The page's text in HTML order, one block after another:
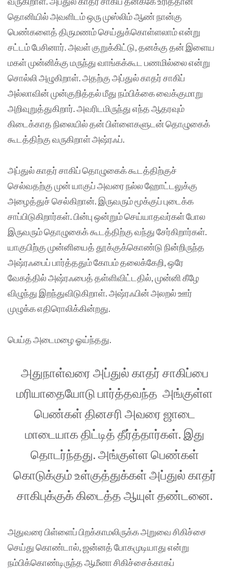
தொனியில் அவளிடம் ஒரு முஸ்லிம் ஆண் நான்கு
பெண்களைத் திருமணம் செய்துக்கொள்ளலாம் என்று
சட்டம் பேசினார். அவள் குறுக்கிட்டு, தனக்கு தன் இளைய
மகள் முன்னிக்கு மருந்து வாங்கக்கூட பணமில்லை என்று
சொல்லி அழுகிறாள். அதற்கு அப்துல் காதர் சாகிப்
அல்லாவின் முன்குறித்தல் மீது நம்பிக்கை வைக்குமாறு
அறிவுறுத்துகிறார். அவரிடமிருந்து எந்த ஆதரவும்
கிடைக்காத நிலையில் தன் பிள்ளைகளுடன் தொழுகைக்
கூடத்திற்கு வருகிறாள் அஷ்ரஃப்.
அப்துல் காதர் சாகிப் தொழுகைக் கூடத்திற்குச்
செல்வதற்கு முன் யாகுப் அவரை நல்ல ஹோட்டலுக்கு
அழைத்துச் செல்கிறான். இருவரும் மூக்குப் புடைக்க
சாப்பிடுகிறார்கள். பின்பு ஒன்றும் செய்யாதவர்கள் போல
இருவரும் தொழுகைக் கூடத்திற்கு வந்து சேர்கிறார்கள்.
யாகுபிற்கு முன்னியைத் தூக்குக்கொண்டு நின்றிருந்த
அஷ்ரஃபைப் பார்த்ததும் கோபம் தலைக்கேறி, ஒரே
வேகத்தில் அஷ்ரஃபைத் தள்ளிவிட்டதில், முன்னி கீழே
விழுந்து இறந்துவிடுகிறாள். அஷ்ரஃபின் அலறல் ஊர்
முழுக்க எதிரொலிக்கின்றது.
பெய்த அடைமழை ஓய்ந்தது.
அதுநாள்வரை அப்துல் காதர் சாகிப்பை
மரியாதையோடு பார்த்தவந்த அங்குள்ள
பெண்கள் தினசரி அவரை ஜாடை
மாடையாக திட்டித் தீர்த்தார்கள். இது
தொடர்ந்தது. அங்குள்ள பெண்கள்
கொடுக்கும் உள்குத்துக்கள் அப்துல் காதர்
சாகிபுக்குக் கிடைத்த ஆயுள் தண்டனை.
அதுவரை பிள்ளைப் பிறக்காமலிருக்க அறுவை சிகிச்சை
செய்து கொண்டால், ஜன்னத் போகமுடியாது என்று
நம்பிக்கொண்டிருந்த ஆமீனா சிகிச்சைக்காகப்